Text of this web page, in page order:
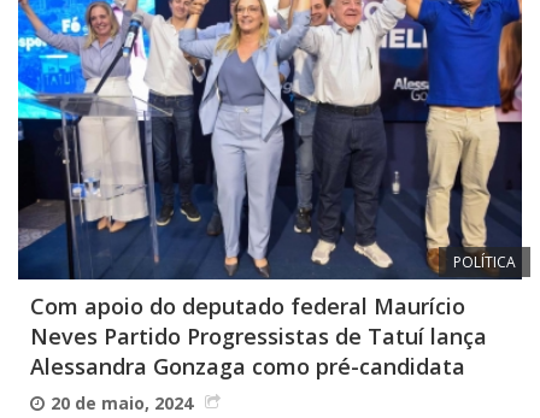
POLÍTICA
Com apoio do deputado federal Maurício
Neves Partido Progressistas de Tatuí lança
Alessandra Gonzaga como pré-candidata
20 de maio, 2024